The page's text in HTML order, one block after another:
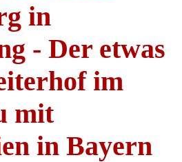
in
- Der etwas
im
mit
in Bayern